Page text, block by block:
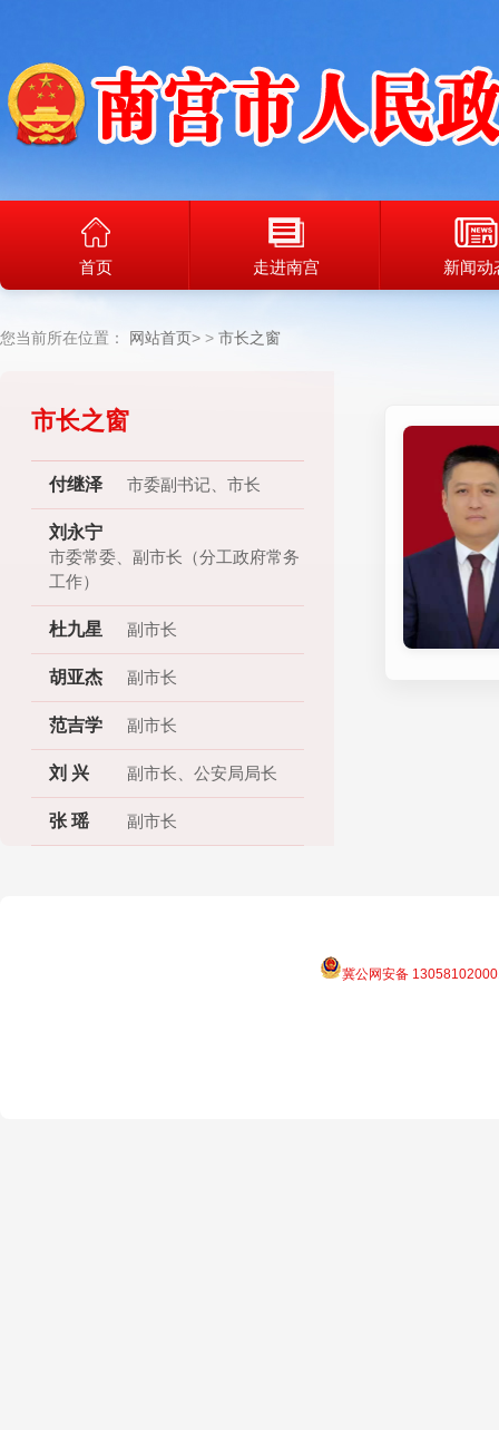
首页 走进南宫 新闻动
您当前所在位置： 网站首页> 市长之窗
市长之窗
付继泽 市委副书记、市长
刘永宁
市委常委、副市长（分工政府常务
工作）
杜九星 副市长
胡亚杰 副市长
范吉学 副市长
刘 兴 副市长、公安局局长
张 瑶 副市长
冀公网安备